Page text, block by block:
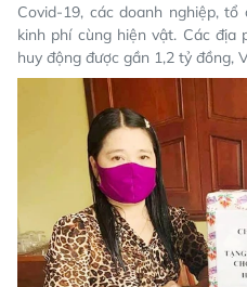
Covid-19, các doanh nghiệp,
kinh phí cùng hiện vật. Các địa
huy động được gần 1,2 tỷ đồng,